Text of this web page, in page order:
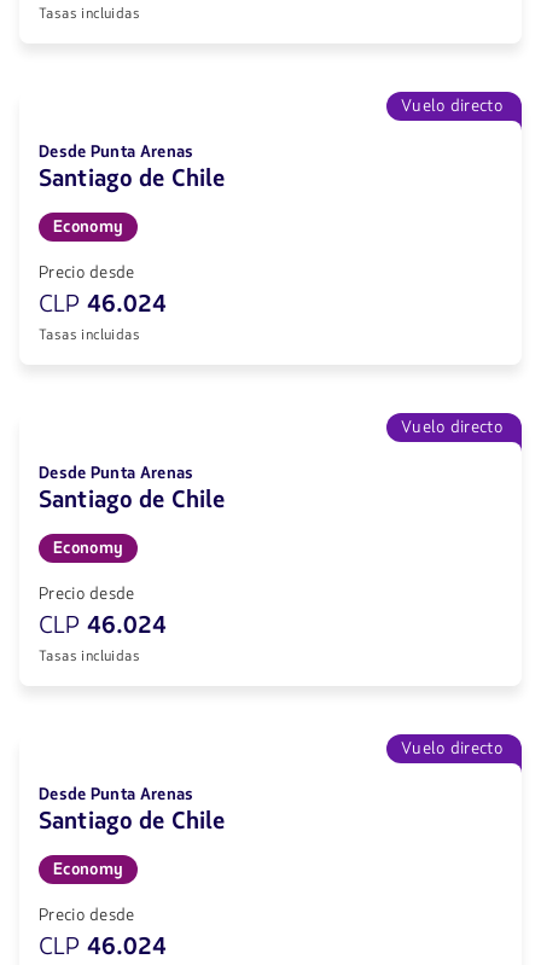
Tasas incluidas
Vuelo directo
Desde Punta Arenas
Santiago de Chile
Economy
Precio desde
CLP 46.024
Tasas incluidas
Vuelo directo
Desde Punta Arenas
Santiago de Chile
Economy
Precio desde
CLP 46.024
Tasas incluidas
Vuelo directo
Desde Punta Arenas
Santiago de Chile
Economy
Precio desde
CLP 46.024